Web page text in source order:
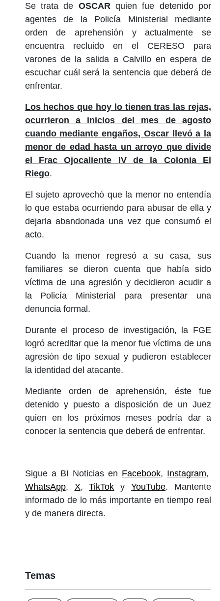
Se trata de OSCAR quien fue detenido por
agentes de la Policía Ministerial mediante
orden de aprehensión y actualmente se
encuentra recluido en el CERESO para
varones de la salida a Calvillo en espera de
escuchar cuál será la sentencia que deberá de
enfrentar.
Los hechos que hoy lo tienen tras las rejas,
ocurrieron a inicios del mes de agosto
cuando mediante engaños, Oscar llevó a la
menor de edad hasta un arroyo que divide
el Frac Ojocaliente IV de la Colonia El
Riego.
El sujeto aprovechó que la menor no entendía
lo que estaba ocurriendo para abusar de ella y
dejarla abandonada una vez que consumó el
acto.
Cuando la menor regresó a su casa, sus
familiares se dieron cuenta que había sido
víctima de una agresión y decidieron acudir a
la Policía Ministerial para presentar una
denuncia formal.
Durante el proceso de investigación, la FGE
logró acreditar que la menor fue víctima de una
agresión de tipo sexual y pudieron establecer
la identidad del atacante.
Mediante orden de aprehensión, éste fue
detenido y puesto a disposición de un Juez
quien en los próximos meses podría dar a
conocer la sentencia que deberá de enfrentar.
Sigue a BI Noticias en Facebook, Instagram,
WhatsApp, X,TikTok yYouTube. Mantente
informado de lo más importante en tiempo real
y de manera directa.
Temas